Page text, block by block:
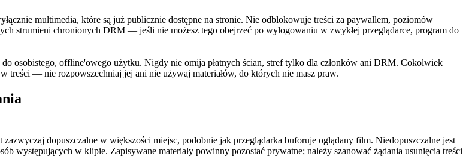
multimedia, które są już publicznie dostępne na stronie. Nie odblokowuje treści za paywallem, poziomów
strumieni chronionych DRM — jeśli nie możesz tego obejrzeć po wylogowaniu w zwykłej przeglądarce, program do
osobistego, offline'owego użytku. Nigdy nie omija płatnych ścian, stref tylko dla członków ani DRM. Cokolwiek
treści — nie rozpowszechniaj jej ani nie używaj materiałów, do których nie masz praw.
dopuszczalne w większości miejsc, podobnie jak przeglądarka buforuje oglądany film. Niedopuszczalne jest
występujących w klipie. Zapisywane materiały powinny pozostać prywatne; należy szanować żądania usunięcia treści